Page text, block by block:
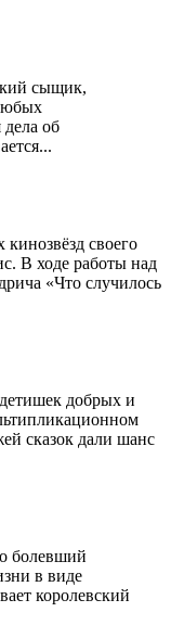
сыщик,
дела об
своего
В ходе работы над
«Что случилось
добрых и
сказок дали шанс
болевший
в виде
королевский